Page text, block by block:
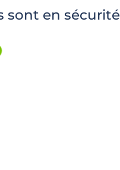
sont en sécurité